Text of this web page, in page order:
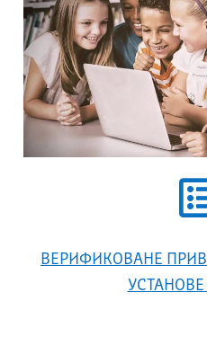
ВЕРИФИКОВАНЕ
УСТАНОВЕ